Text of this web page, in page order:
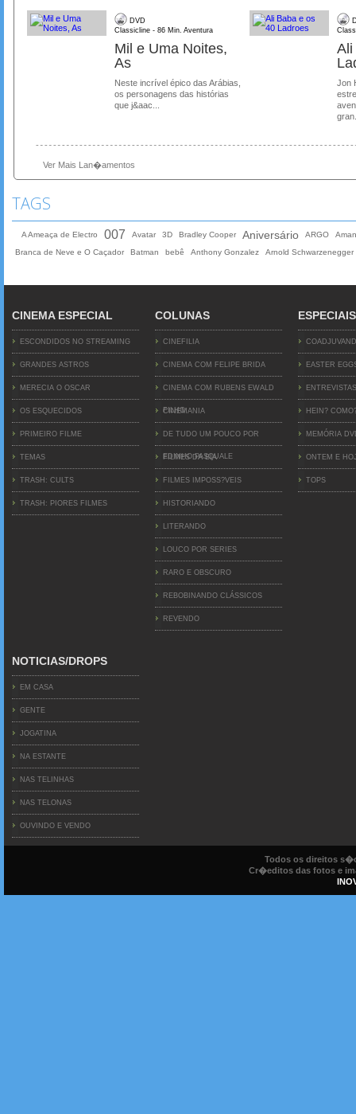
DVD
Classicline - 86 Min. Aventura
Mil e Uma Noites,
As
Neste incrível épico das Arábias,
os personagens das histórias
que j&aac...
Ali
Jon
Ver Mais Lan�amentos
TAGS
A Ameaça de Electro 007 Avatar 3D Bradley Cooper Aniversário ARGO
Branca de Neve e O Caçador
Batman bebê Anthony Gonzalez Arnold Schwarzenegger
CINEMA ESPECIAL
ESCONDIDOS NO STREAMING
GRANDES ASTROS
MERECIA O OSCAR
OS ESQUECIDOS
PRIMEIRO FILME
TEMAS
TRASH: CULTS
TRASH: PIORES FILMES
COLUNAS
CINEFILIA
CINEMA COM FELIPE BRIDA
CINEMA COM RUBENS EWALD
FILHO
CINEMANIA
DE TUDO UM POUCO POR
EDINHO PASQUALE
FILMES DA BIA
FILMES IMPOSS?VEIS
HISTORIANDO
LITERANDO
LOUCO POR SERIES
RARO E OBSCURO
REBOBINANDO CLÁSSICOS
REVENDO
ESPECIAIS
EASTER
ENTREVISTAS
HEIN?
MEMÓRIA
ONTEM E
TOPS
NOTICIAS/DROPS
EM CASA
GENTE
JOGATINA
NA ESTANTE
NAS TELINHAS
NAS TELONAS
OUVINDO E VENDO
Todos os direitos
Cr�editos das fotos e